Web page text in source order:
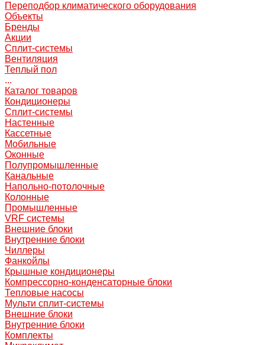
Переподбор климатического оборудования
Объекты
Бренды
Акции
Сплит-системы
Вентиляция
Теплый пол
...
Каталог товаров
Кондиционеры
Сплит-системы
Настенные
Кассетные
Мобильные
Оконные
Полупромышленные
Канальные
Напольно-потолочные
Колонные
Промышленные
VRF системы
Внешние блоки
Внутренние блоки
Чиллеры
Фанкойлы
Крышные кондиционеры
Компрессорно-конденсаторные блоки
Тепловые насосы
Мульти сплит-системы
Внешние блоки
Внутренние блоки
Комплекты